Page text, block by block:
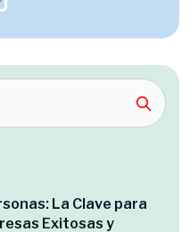
La Clave para
Exitosas y